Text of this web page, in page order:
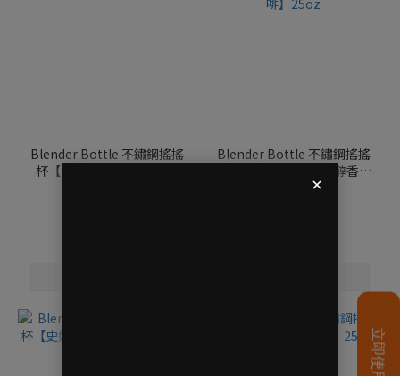
Blender Bottle 不鏽鋼搖搖
杯【大耳狗-小熊霜淇淋】
Blender Bottle 不鏽鋼搖搖
杯【湯姆貓與傑利鼠-醇香咖
啡】25oz
NT$990